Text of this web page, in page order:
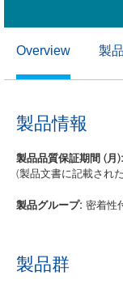
Overview 製
製品情報
製品品質保証期間 (月):
(製品文書に記載され
製品グループ: 密着性
製品群